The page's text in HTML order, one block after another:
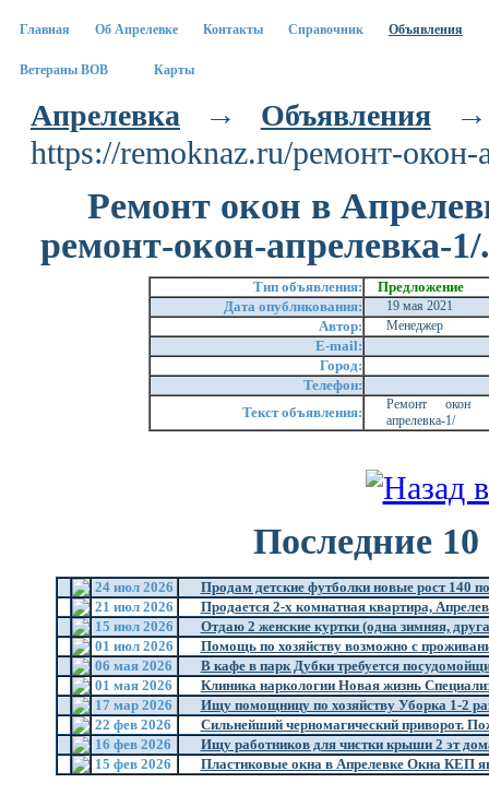
Главная Об Апрелевке Контакты Справочник Объявления
Ветераны ВОВ Карты
Апрелевка → Oбъявления→
https://remoknaz.ru/ремонт-окон-
Ремонт окон в
ремонт-окон-апрелевка-
Тип объявления:
Предложение
Дата опубликования:
19 мая 2021
Автор: Менеджер
E-mail:
Город:
Телефон:
Текст объявления:
Ремонт окон в
апрелевка-1/
Последние
24 июл 2026
Продам детские футболки новые рост 140
21 июл 2026
Продается 2-х комнатная квартира,
15 июл 2026
Отдаю 2 женские куртки (одна зимняя,
01 июл 2026
Помощь по хозяйству возможно с
06 мая 2026
В кафе в парк Дубки требуется
01 мая 2026
Клиника наркологии Новая жизнь
17 мар 2026
Ищу помощницу по хозяйству Уборка 1-2
22 фев 2026
Сильнейший черномагический приворот.
16 фев 2026
Ищу работников для чистки крыши 2 эт
15 фев 2026
Пластиковые окна в Апрелевке Окна КЕП